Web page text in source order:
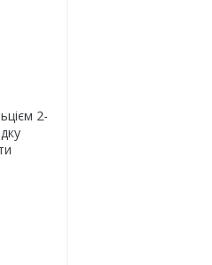
2-